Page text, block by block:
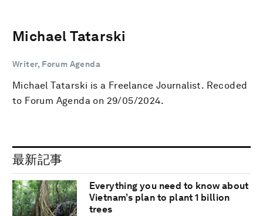
Michael Tatarski
Writer, Forum Agenda
Michael Tatarski is a Freelance Journalist. Recoded
to Forum Agenda on 29/05/2024.
最新記事
Everything you need to know about
Vietnam’s plan to plant 1 billion
trees